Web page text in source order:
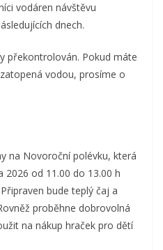
vodáren návštěvu
dnech.
překontrolován. Pokud máte
vodou, prosíme o
na Novoroční polévku, která
2026 od 11.00 do 13.00 h
bude teplý čaj a
proběhne dobrovolná
na nákup hraček pro dětí